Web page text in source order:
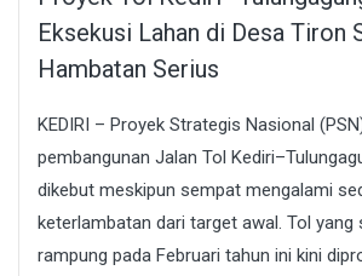
Eksekusi Lahan di Desa Tiron
Hambatan Serius
KEDIRI – Proyek Strategis Nasional
pembangunan Jalan Tol
dikebut meskipun sempat mengalami
keterlambatan dari target awal. Tol yang
rampung pada Februari tahun ini kini